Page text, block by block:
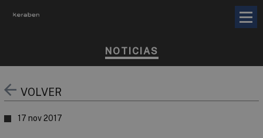
NOTICIAS
VOLVER
17 nov 2017